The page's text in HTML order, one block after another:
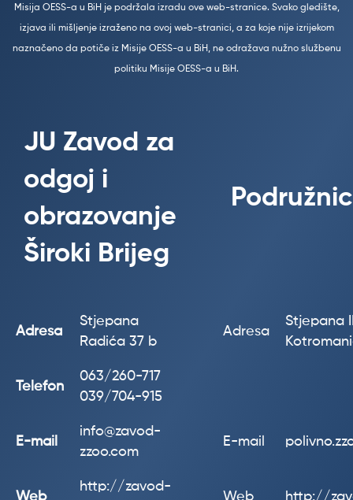
Misija OESS-a u BiH je podržala izradu ove web-stranice. Svako gledište,
izjava ili mišljenje izraženo na ovoj web-stranici, a za koje nije izrijekom
naznačeno da potiče iz Misije OESS-a u BiH, ne odražava nužno službenu
politiku Misije OESS-a u BiH.
JU Zavod za
odgoj i
obrazovanje
Široki Brijeg
Adresa
Stjepana
Radića 37 b
Adresa
Stjepana
Telefon
063/260-717
039/704-915
E-mail
info@zavod-
zzoo.com
E-mail
Web
http://zavod-
Web http://